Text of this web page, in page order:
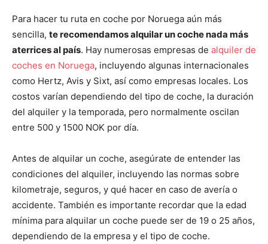
Para hacer tu ruta en coche por Noruega aún más
sencilla, te recomendamos alquilar un coche nada más
aterrices al país. Hay numerosas empresas de alquiler de
coches en Noruega, incluyendo algunas internacionales
como Hertz, Avis y Sixt, así como empresas locales. Los
costos varían dependiendo del tipo de coche, la duración
del alquiler y la temporada, pero normalmente oscilan
entre 500 y 1500 NOK por día.
Antes de alquilar un coche, asegúrate de entender las
condiciones del alquiler, incluyendo las normas sobre
kilometraje, seguros, y qué hacer en caso de avería o
accidente. También es importante recordar que la edad
mínima para alquilar un coche puede ser de 19 o 25 años,
dependiendo de la empresa y el tipo de coche.